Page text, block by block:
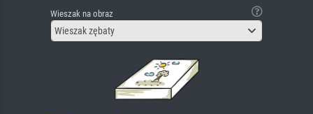
Wieszak na obraz
Wieszak zębaty